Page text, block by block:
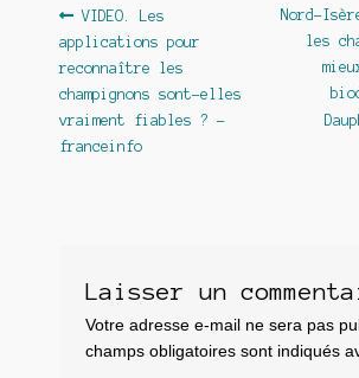
Navigation
de
l’article
Article
précédent :
VIDEO. Les
applications pour
reconnaître les
champignons sont-elles
vraiment fiables ? –
franceinfo
Article
suivant :
Nord-
les
Laisser un
Votre adresse e-mail ne sera pas
champs obligatoires sont indiqués